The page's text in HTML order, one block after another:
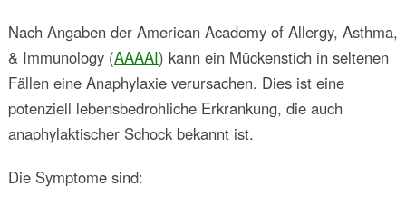
Nach Angaben der American Academy of Allergy, Asthma,
& Immunology (AAAAI) kann ein Mückenstich in seltenen
Fällen eine Anaphylaxie verursachen. Dies ist eine
potenziell lebensbedrohliche Erkrankung, die auch
anaphylaktischer Schock bekannt ist.
Die Symptome sind: